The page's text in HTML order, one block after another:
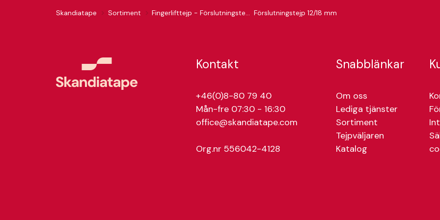
Skandiatape Sortiment Förslutningstejp 12/18 mm
Kontakt
+46(0)8-80 79 40
Mån-fre 07:30 - 16:30
office@skandiatape.com
Org.nr 556042-4128
Snabblänkar
Om oss
Lediga tjänster
Sortiment
Tejpväljaren
Katalog